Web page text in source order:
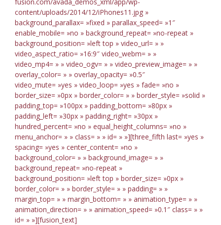
content/uploads/2014/12/iPhones11.jpg »
background_parallax= »fixed » parallax_speed= »1″
enable_mobile= »no » background_repeat= »no-repeat »
background_position= »left top » video_url= » »
video_aspect_ratio= »16:9″ video_webm= » »
video_mp4= » » video_ogv= » » video_preview_image= » »
overlay_color= » » overlay_opacity= »0.5″
video_mute= »yes » video_loop= »yes » fade= »no »
border_size= »0px » border_color= » » border_style= »solid »
padding_top= »100px » padding_bottom= »80px »
padding_left= »30px » padding_right= »30px »
hundred_percent= »no » equal_height_columns= »no »
menu_anchor= » » class= » » id= » »][three_fifth last= »yes »
spacing= »yes » center_content= »no »
background_color= » » background_image= » »
background_repeat= »no-repeat »
background_position= »left top » border_size= »0px »
border_color= » » border_style= » » padding= » »
margin_top= » » margin_bottom= » » animation_type= » »
animation_direction= » » animation_speed= »0.1″ class= » »
id= » »][fusion_text]